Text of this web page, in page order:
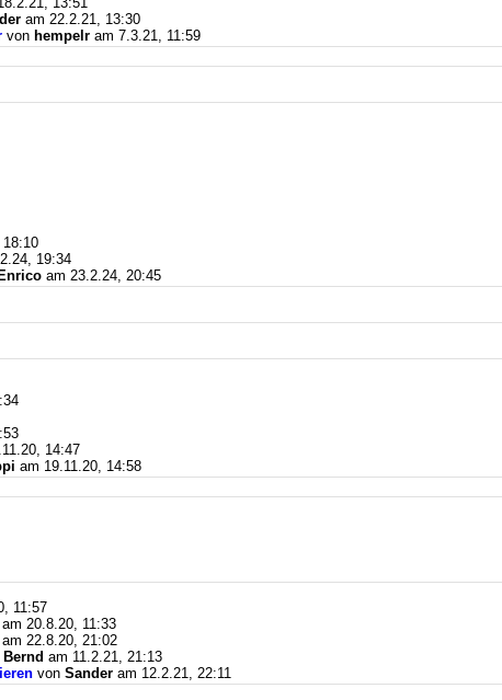
am 22.2.21, 13:30
von hempelr am 7.3.21, 11:59
19:34
am 23.2.24, 20:45
14:47
am 19.11.20, 14:58
11:57
am 20.8.20, 11:33
am 22.8.20, 21:02
Bernd am 11.2.21, 21:13
von Sander am 12.2.21, 22:11